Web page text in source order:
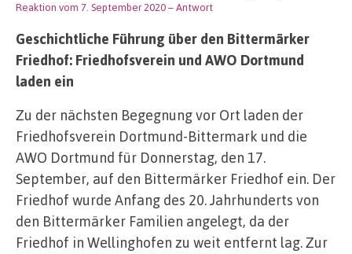
Reaktion vom 7. September 2020– Antwort
Geschichtliche Führung über den Bittermärker
Friedhof: Friedhofsverein und AWO Dortmund
laden ein
Zu der nächsten Begegnung vor Ort laden der
Friedhofsverein Dortmund-Bittermark und die
AWO Dortmund für Donnerstag, den 17.
September, auf den Bittermärker Friedhof ein. Der
Friedhof wurde Anfang des 20. Jahrhunderts von
den Bittermärker Familien angelegt, da der
Friedhof in Wellinghofen zu weit entfernt lag. Zur